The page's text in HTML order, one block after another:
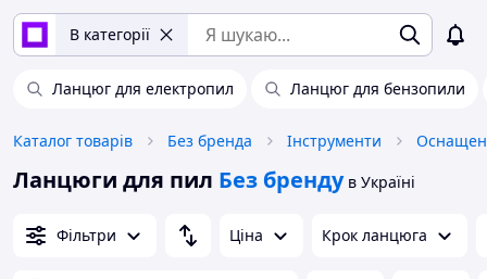
В категорії
Ланцюг для електропил Ланцюг для бензопили
Каталог товарів Без бренда Інструменти
Ланцюги для пил Без бренду в Україні
Фільтри Ціна Крок ланцюга